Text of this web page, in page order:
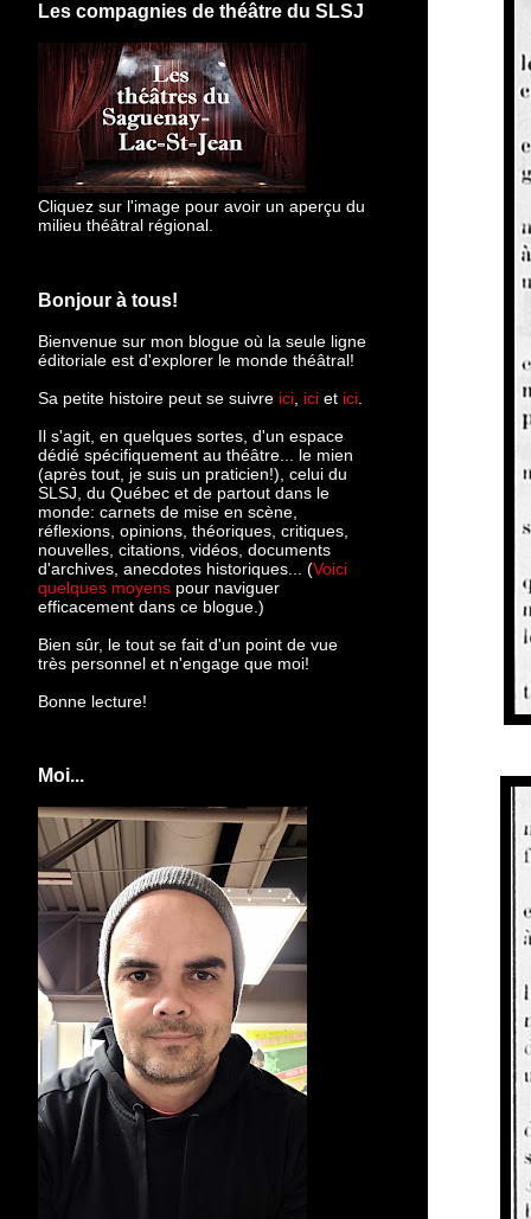
Les compagnies de théâtre du SLSJ
Cliquez sur l'image pour avoir un aperçu du
milieu théâtral régional.
Bonjour à tous!
Bienvenue sur mon blogue où la seule ligne
éditoriale est d'explorer le monde théâtral!
Sa petite histoire peut se suivre ici ici et ici
Il s'agit, en quelques sortes, d'un espace
dédié spécifiquement au théâtre... le mien
(après tout, je suis un praticien!), celui du
SLSJ, du Québec et de partout dans le
monde: carnets de mise en scène,
réflexions, opinions, théoriques, critiques,
nouvelles, citations, vidéos, documents
d'archives, anecdotes historiques... (Voici
quelques moyens pour naviguer
efficacement dans ce blogue.)
Bien sûr, le tout se fait d'un point de vue
très personnel et n'engage que moi!
Bonne lecture!
Moi...